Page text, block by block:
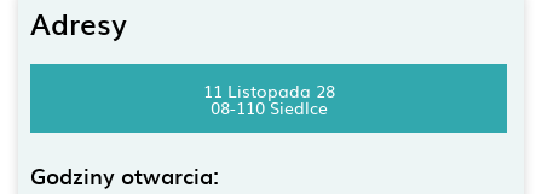
Adresy
11 Listopada 28
08-110 Siedlce
Godziny otwarcia: